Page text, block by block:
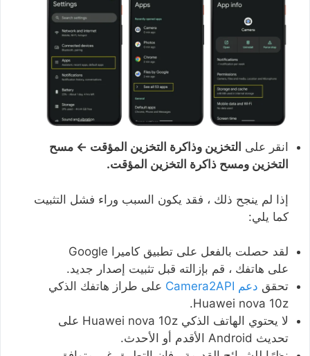
انقر على التخزين وذاكرة التخزين المؤقت ← مسح
التخزين ومسح ذاكرة التخزين المؤقت.
إذا لم ينجح ذلك ، فقد يكون السبب وراء فشل التثبيت
كما يلي:
لقد حصلت بالفعل على تطبيق كاميرا Google
على هاتفك ، قم بإزالته قبل تثبيت إصدار جديد.
تحقق دعم Camera2API
على طراز هاتفك الذكي
Huawei nova 10z.
لا يحتوي الهاتف الذكي Huawei nova 10z على
تحديث Android الأقدم أو الأحدث.